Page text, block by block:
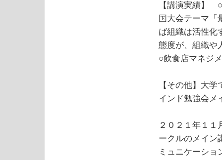
【講演実績】
国大会テーマ「
ば組織は活性化
態度が、組織や
○飲食店マネジ
【その他】大
インド勉強会
２０２１年１１
ークルのメイ
ミュニケーショ